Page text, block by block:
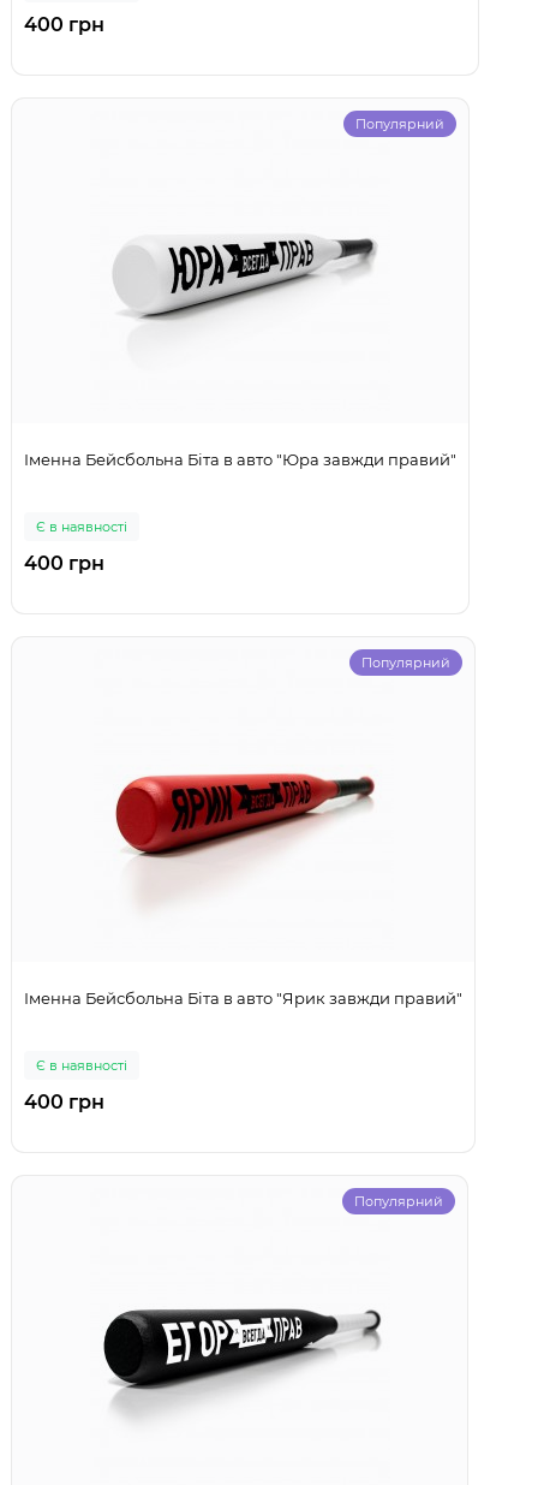
400 грн
Популярний
Іменна Бейсбольна Біта в авто "Юра завжди правий"
Є в наявності
400 грн
Популярний
Іменна Бейсбольна Біта в авто "Ярик завжди правий"
Є в наявності
400 грн
Популярний